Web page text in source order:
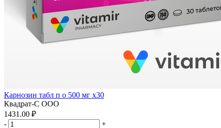
Карнозин табл п о 500 мг x30
Квадрат-С ООО
1431.00 ₽
-
+